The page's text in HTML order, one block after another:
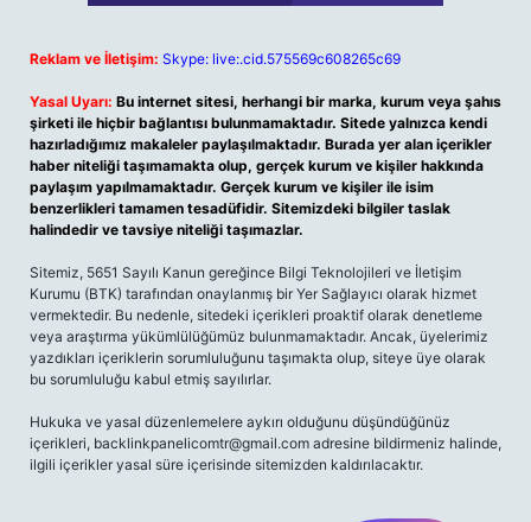
Reklam ve İletişim: Skype: live:.cid.575569c608265c69
Yasal Uyarı: Bu internet sitesi, herhangi bir marka, kurum veya şahıs
şirketi ile hiçbir bağlantısı bulunmamaktadır. Sitede yalnızca kendi
hazırladığımız makaleler paylaşılmaktadır. Burada yer alan içerikler
haber niteliği taşımamakta olup, gerçek kurum ve kişiler hakkında
paylaşım yapılmamaktadır. Gerçek kurum ve kişiler ile isim
benzerlikleri tamamen tesadüfidir. Sitemizdeki bilgiler taslak
halindedir ve tavsiye niteliği taşımazlar.
Sitemiz, 5651 Sayılı Kanun gereğince Bilgi Teknolojileri ve İletişim
Kurumu (BTK) tarafından onaylanmış bir Yer Sağlayıcı olarak hizmet
vermektedir. Bu nedenle, sitedeki içerikleri proaktif olarak denetleme
veya araştırma yükümlülüğümüz bulunmamaktadır. Ancak, üyelerimiz
yazdıkları içeriklerin sorumluluğunu taşımakta olup, siteye üye olarak
bu sorumluluğu kabul etmiş sayılırlar.
Hukuka ve yasal düzenlemelere aykırı olduğunu düşündüğünüz
içerikleri, backlinkpanelicomtr@gmail.com adresine bildirmeniz halinde,
ilgili içerikler yasal süre içerisinde sitemizden kaldırılacaktır.